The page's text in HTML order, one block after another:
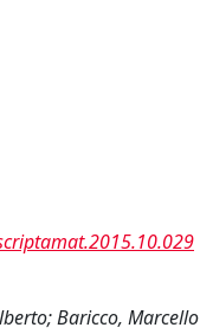
Baricco, Marcello